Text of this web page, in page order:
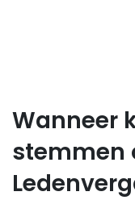
Wanneer
stemmen